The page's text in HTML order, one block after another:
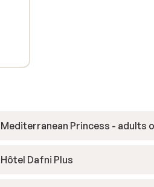
Mediterranean Princess - adults
Hôtel Dafni Plus